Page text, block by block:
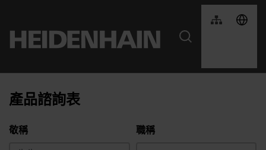
產品諮詢表
敬稱 職稱